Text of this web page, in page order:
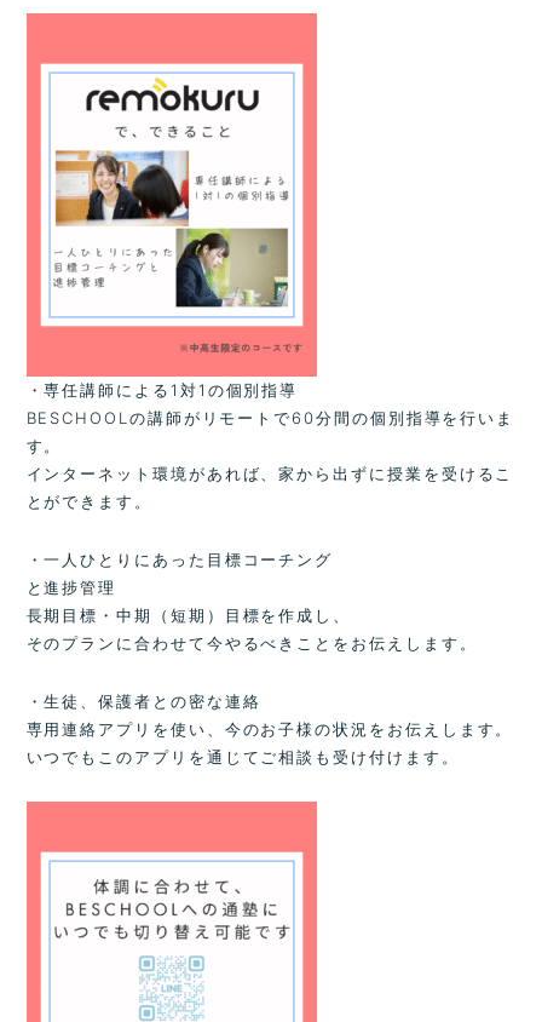
・専任講師による1対1の個別指導
BESCHOOLの講師がリモートで60分間の個別指導を行いま
す。
インターネット環境があれば、家から出ずに授業を受けるこ
とができます。
・一人ひとりにあった目標コーチング
と進捗管理
長期目標・中期（短期）目標を作成し、
そのプランに合わせて今やるべきことをお伝えします。
・生徒、保護者との密な連絡
専用連絡アプリを使い、今のお子様の状況をお伝えします。
いつでもこのアプリを通じてご相談も受け付けます。